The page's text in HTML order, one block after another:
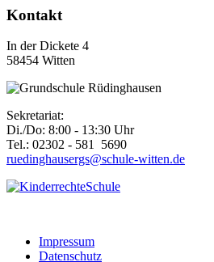
Kontakt
In der Dickete 4
58454 Witten
Sekretariat:
Di./Do: 8:00 - 13:30 Uhr
Tel.: 02302 - 581 5690
ruedinghausergs@schule-witten.de
Impressum
Datenschutz